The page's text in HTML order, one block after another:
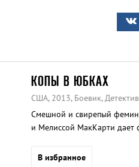
КОПЫ В ЮБКАХ
США, 2013, Боевик,
Cмешной и свирепый
и Мелиссой МакКарти дает
В избранное